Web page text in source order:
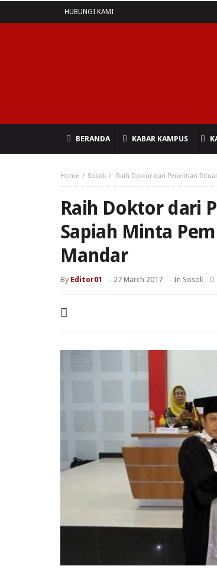
HUBUNGI KAMI
BERANDA KABAR KAMPUS
Home Sosok Raih Doktor dari Penelitian
Raih Doktor dari
Sapiah Minta
Mandar
By Editor01 - 27 March 2017 - In Sosok